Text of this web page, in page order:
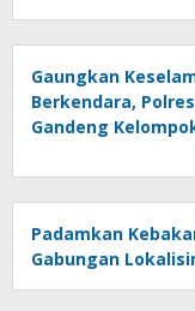
Gaungkan
Berkendara,
Gandeng
Padamkan
Gabungan